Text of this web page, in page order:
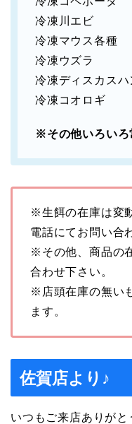
冷凍川エビ
冷凍マウス各種
冷凍ウズラ
冷凍ディスカス
冷凍コオロギ
※その他いろいろ
※生餌の在庫は変
電話にてお問い合
※その他、商品の
合わせ下さい。
※店頭在庫の無い
ます。
佐賀店より♪
いつもご来店ありがと